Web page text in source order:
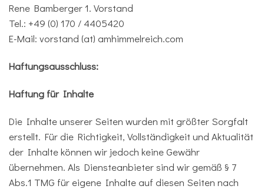
Rene Bamberger 1. Vorstand
Tel.: +49 (0) 170 / 4405420
E-Mail: vorstand (at) amhimmelreich.com
Haftungsausschluss:
Haftung für Inhalte
Die Inhalte unserer Seiten wurden mit größter Sorgfalt
erstellt. Für die Richtigkeit, Vollständigkeit und Aktualität
der Inhalte können wir jedoch keine Gewähr
übernehmen. Als Diensteanbieter sind wir gemäß § 7
Abs.1 TMG für eigene Inhalte auf diesen Seiten nach